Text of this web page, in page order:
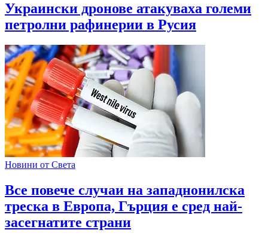
Украински дронове атакуваха големи
петролни рафинерии в Русия
Новини от Света
Все повече случаи на западнонилска
треска в Европа, Гърция е сред най-
засегнатите страни